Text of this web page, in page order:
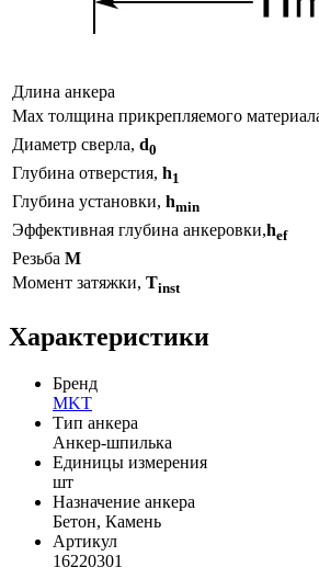
Длина анкера
Max толщина прикрепляемого
Диаметр сверла, d0
Глубина отверстия, h1
Глубина установки, hmin
Эффективная глубина анкеровки,hef
Резьба М
Момент затяжки, Tinst
Характеристики
Бренд
MKT
Тип анкера
Анкер-шпилька
Единицы измерения
шт
Назначение анкера
Бетон, Камень
Артикул
16220301